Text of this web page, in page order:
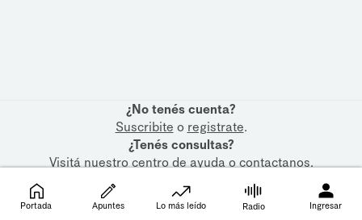
¿No tenés cuenta?
Suscribite o registrate.
¿Tenés consultas?
Visitá nuestrocentro de ayudaocontactanos.
Portada Apuntes Lo más leído Radio Ingresar